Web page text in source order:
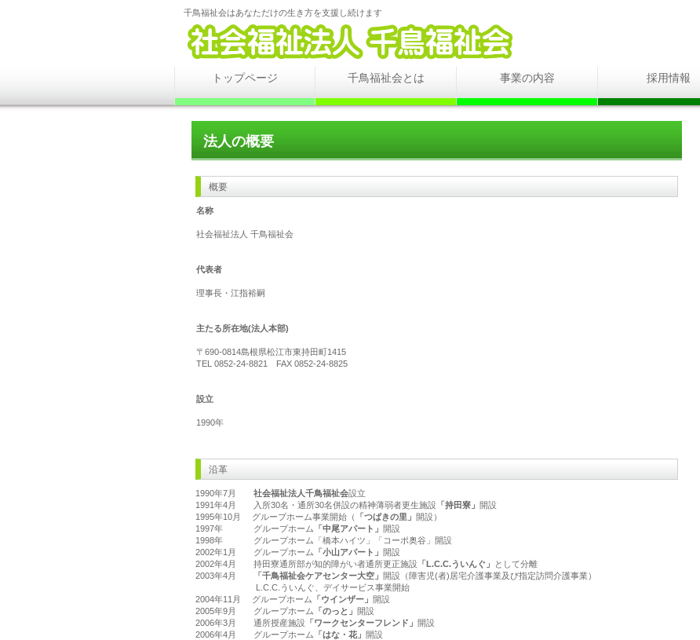
千鳥福祉会はあなただけの生き方を支援し続けます
法人の概要
概要
名称
社会福祉法人 千鳥福祉会
代表者
理事長・江指裕嗣
主たる所在地(法人本部)
〒690-0814島根県松江市東持田町1415
TEL 0852-24-8821 FAX 0852-24-8825
設立
1990年
沿革
1990年7月 社会福祉法人千鳥福祉会設立
1991年4月 入所30名・通所30名併設の精神薄弱者更生施設「持田寮」 開設
1995年10月 グループホーム事業開始（
「つばきの里」 開設）
1997年 グループホーム 「中尾アパート」 開設
1998年 グループホーム「橋本ハイツ」「コーポ奥谷」開設
2002年1月 グループホーム 「小山アパート」 開設
2002年4月 持田寮通所部が知的障がい者通所更正施設「L.C.C.ういんぐ」
として分離
2003年4月
「千鳥福祉会ケアセンター大空」 開設（障害児(者)居宅介護事業及び指定訪問介護事業）
L.C.C.ういんぐ、デイサービス事業開始
2004年11月 グループホーム 「ウインザー」 開設
2005年9月 グループホーム 「のっと」 開設
2006年3月 通所授産施設「ワークセンターフレンド」 開設
2006年4月 グループホーム 「はな・花」 開設
トップページ 千鳥福祉会とは 事業の内容 採用情報